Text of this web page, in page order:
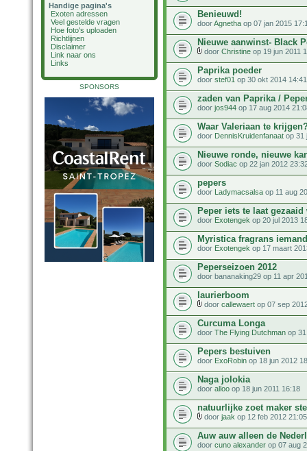
Handige pagina's
Exoten adressen
Veel gestelde vragen
Hoe foto's uploaden
Richtlijnen
Disclaimer
Link naar ons
Links
SPONSORS
Benieuwd!
doorAgnetha op 07 jan 2015
Nieuwe aanwinst- Black
door Christine op 19 jun 2011
Paprika poeder
door stef01 op 30 okt 2014 14:41
zaden van Paprika /
door jos944 op 17 aug 2014
Waar Valeriaan te
door DennisKruidenfanaat op 31
Nieuwe ronde, nieuwe
door Sodiac op 22 jan 2012
pepers
door Ladymacsalsa op 11 aug
Peper iets te laat
door Exotengek op 20 jul 2013
Myristica fragrans
door Exotengek op 17 maart
Peperseizoen 2012
door bananaking29 op 11 apr
laurierboom
door callewaert op 07 sep
Curcuma Longa
door The Flying Dutchman op
Pepers bestuiven
door ExoRobin op 18 jun 2012
Naga jolokia
door alloo op 18 jun 2011 16:18
natuurlijke zoet maker
door jaak op 12 feb 2012 21:05
Auw auw alleen de
door cuno alexander op 07 aug